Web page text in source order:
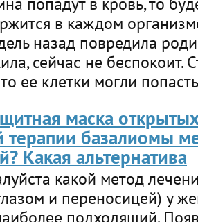
в каждом
назад повредила
сейчас не беспокоит.
ее клетки могли
маска
терапии базалиомы
Какая альтернатива
какой метод
и переносицей) у
подходящий.